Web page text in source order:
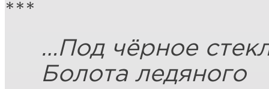
***
…Под чёрное
Болота ледяного